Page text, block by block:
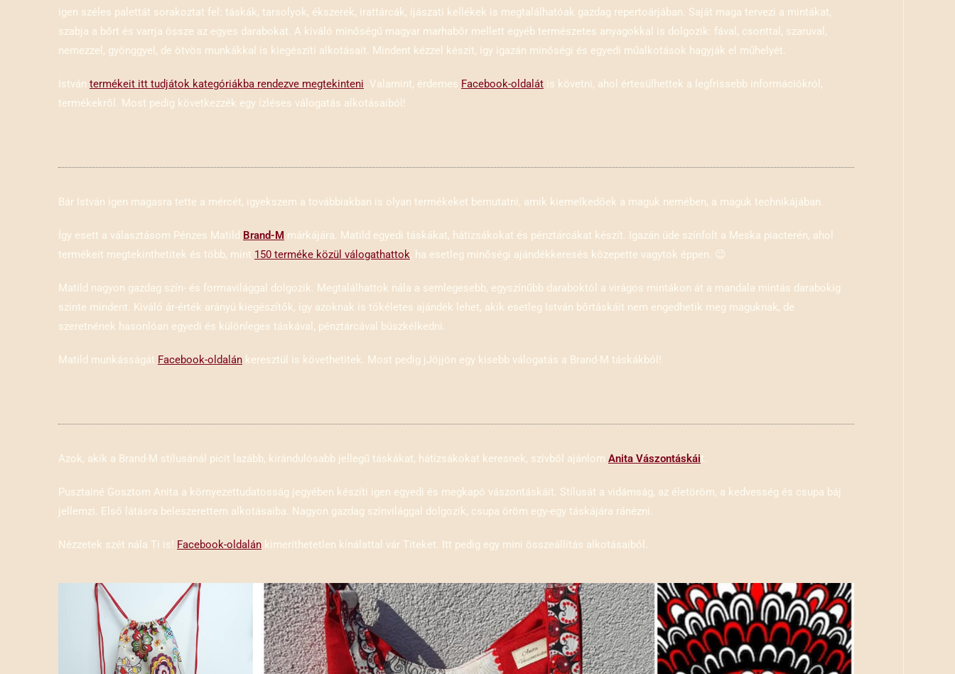
igen széles palettát sorakoztat fel: táskák, tarsolyok, ékszerek, irattárcák, íjászati kellékek is megtalálhatóak gazdag repertoárjában. Saját maga tervezi a mintákat,
szabja a bőrt és varrja össze az egyes darabokat. A kiváló minőségű magyar marhabőr mellett egyéb természetes anyagokkal is dolgozik: fával, csonttal, szaruval,
nemezzel, gyönggyel, de ötvös munkákkal is kiegészíti alkotásait. Mindent kézzel készít, így igazán minőségi és egyedi műalkotások hagyják el műhelyét.
István termékeit itt tudjátok kategóriákba rendezve megtekinteni . Valamint, érdemes Facebook-oldalát is követni, ahol értesülhettek a legfrissebb információkról,
termékekről. Most pedig következzék egy ízléses válogatás alkotásaiból!
Bár István igen magasra tette a mércét, igyekszem a továbbiakban is olyan termékeket bemutatni, amik kiemelkedőek a maguk nemében, a maguk technikájában.
Így esett a választásom Pénzes Matild Brand-M márkájára. Matild egyedi táskákat, hátizsákokat és pénztárcákat készít. Igazán üde színfolt a Meska piacterén, ahol
termékeit megtekinthetitek és több, mint 150 terméke közül válogathattok, ha esetleg minőségi ajándékkeresés közepette vagytok éppen. 😉
Matild nagyon gazdag szín- és formavilággal dolgozik. Megtalálhattok nála a semlegesebb, egyszínűbb daraboktól a virágos mintákon át a mandala mintás darabokig
szinte mindent. Kiváló ár-érték arányú kiegészítők, így azoknak is tökéletes ajándék lehet, akik esetleg István bőrtáskáit nem engedhetik meg maguknak, de
szeretnének hasonlóan egyedi és különleges táskával, pénztárcával büszkélkedni.
Matild munkásságát Facebook-oldalán keresztül is követhetitek. Most pedig jJöjjön egy kisebb válogatás a Brand-M táskákból!
Azok, akik a Brand-M stílusánál picit lazább, kirándulósabb jellegű táskákat, hátizsákokat keresnek, szívből ajánlom Anita Vászontáskáit.
Pusztainé Gosztom Anita a környezettudatosság jegyében készíti igen egyedi és megkapó vászontáskáit. Stílusát a vidámság, az életöröm, a kedvesség és csupa báj
jellemzi. Első látásra beleszerettem alkotásaiba. Nagyon gazdag színvilággal dolgozik, csupa öröm egy-egy táskájára ránézni.
Nézzetek szét nála Ti is! Facebook-oldalán kimeríthetetlen kínálattal vár Titeket. Itt pedig egy mini összeállítás alkotásaiból.